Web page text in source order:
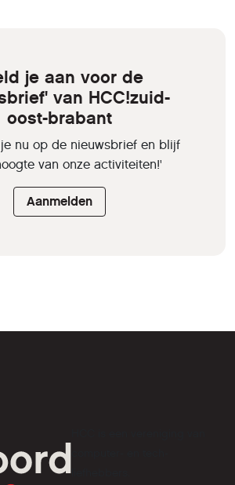
je aan voor de
van HCC!zuid-
oost-brabant
nu op de nieuwsbrief en blijf
van onze activiteiten!'
Aanmelden
liefhebbers.